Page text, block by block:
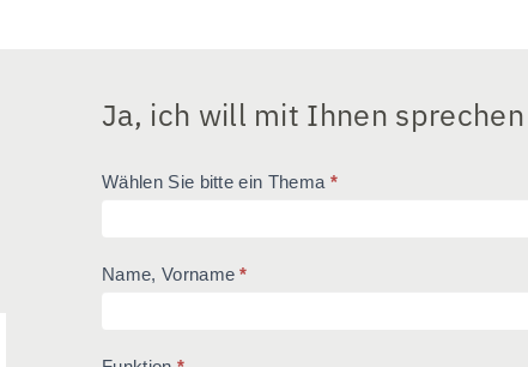
Ja, ich will mit Ihnen
Leistungen
Wählen Sie bitte ein Thema *
Name, Vorname*